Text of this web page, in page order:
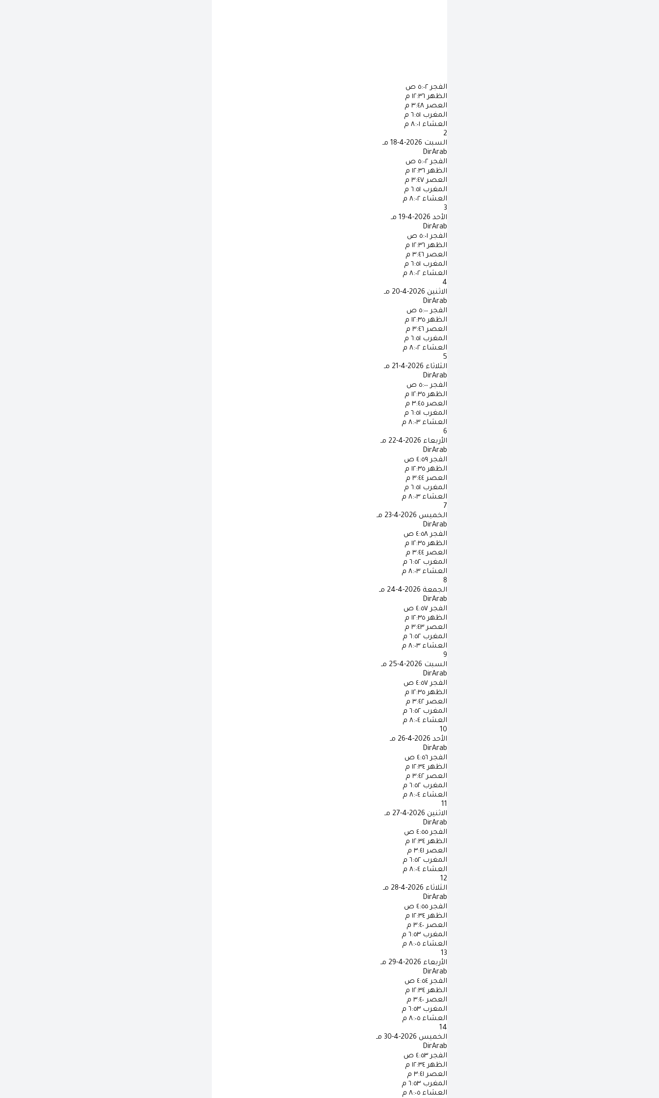
الفجر ٥:٠٢ ص
الظهر ١٢:٣٦ م
العصر ٣:٤٨ م
المغرب ٦:٥١ م
العشاء ٨:٠١ م
2
السبت 2026-4-18 مـ
DirArab
الفجر ٥:٠٢ ص
الظهر ١٢:٣٦ م
العصر ٣:٤٧ م
المغرب ٦:٥١ م
العشاء ٨:٠٢ م
3
الأحد 2026-4-19 مـ
DirArab
الفجر ٥:٠١ ص
الظهر ١٢:٣٦ م
العصر ٣:٤٦ م
المغرب ٦:٥١ م
العشاء ٨:٠٢ م
4
الاثنين 2026-4-20 مـ
DirArab
الفجر ٥:٠٠ ص
الظهر ١٢:٣٥ م
العصر ٣:٤٦ م
المغرب ٦:٥١ م
العشاء ٨:٠٢ م
5
الثلاثاء 2026-4-21 مـ
DirArab
الفجر ٥:٠٠ ص
الظهر ١٢:٣٥ م
العصر ٣:٤٥ م
المغرب ٦:٥١ م
العشاء ٨:٠٣ م
6
الأربعاء 2026-4-22 مـ
DirArab
الفجر ٤:٥٩ ص
الظهر ١٢:٣٥ م
العصر ٣:٤٤ م
المغرب ٦:٥١ م
العشاء ٨:٠٣ م
7
الخميس 2026-4-23 مـ
DirArab
الفجر ٤:٥٨ ص
الظهر ١٢:٣٥ م
العصر ٣:٤٤ م
المغرب ٦:٥٢ م
العشاء ٨:٠٣ م
8
الجمعة 2026-4-24 مـ
DirArab
الفجر ٤:٥٧ ص
الظهر ١٢:٣٥ م
العصر ٣:٤٣ م
المغرب ٦:٥٢ م
العشاء ٨:٠٣ م
9
السبت 2026-4-25 مـ
DirArab
الفجر ٤:٥٧ ص
الظهر ١٢:٣٥ م
العصر ٣:٤٢ م
المغرب ٦:٥٢ م
العشاء ٨:٠٤ م
10
الأحد 2026-4-26 مـ
DirArab
الفجر ٤:٥٦ ص
الظهر ١٢:٣٤ م
العصر ٣:٤٢ م
المغرب ٦:٥٢ م
العشاء ٨:٠٤ م
11
الاثنين 2026-4-27 مـ
DirArab
الفجر ٤:٥٥ ص
الظهر ١٢:٣٤ م
العصر ٣:٤١ م
المغرب ٦:٥٢ م
العشاء ٨:٠٤ م
12
الثلاثاء 2026-4-28 مـ
DirArab
الفجر ٤:٥٥ ص
الظهر ١٢:٣٤ م
العصر ٣:٤٠ م
المغرب ٦:٥٣ م
العشاء ٨:٠٥ م
13
الأربعاء 2026-4-29 مـ
DirArab
الفجر ٤:٥٤ ص
الظهر ١٢:٣٤ م
العصر ٣:٤٠ م
المغرب ٦:٥٣ م
العشاء ٨:٠٥ م
14
الخميس 2026-4-30 مـ
DirArab
الفجر ٤:٥٣ ص
الظهر ١٢:٣٤ م
العصر ٣:٤١ م
المغرب ٦:٥٣ م
العشاء ٨:٠٥ م